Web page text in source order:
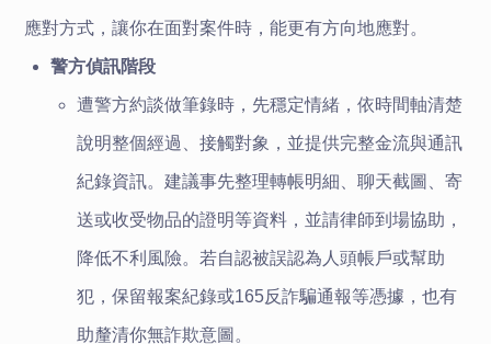
應對方式，讓你在面對案件時，能更有方向地應對。
警方偵訊階段
遭警方約談做筆錄時，先穩定情緒，依時間軸清楚
說明整個經過、接觸對象，並提供完整金流與通訊
紀錄資訊。建議事先整理轉帳明細、聊天截圖、寄
送或收受物品的證明等資料，並請律師到場協助，
降低不利風險。若自認被誤認為人頭帳戶或幫助
犯，保留報案紀錄或165反詐騙通報等憑據，也有
助釐清你無詐欺意圖。